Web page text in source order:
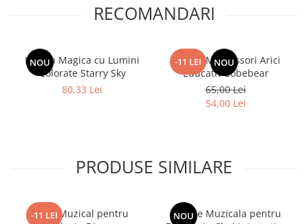
RECOMANDARI
NOU
Lampa Magica cu Lumini
Colorate Starry Sky
80,33 Lei
-11 LEI NOU
Jucarie Montessori Arici
Educativ Sobebear
65,00 Lei
54,00 Lei
PRODUSE SIMILARE
-11 LEI
Pian Muzical pentru
NOU
Jucarie Muzicala pentru